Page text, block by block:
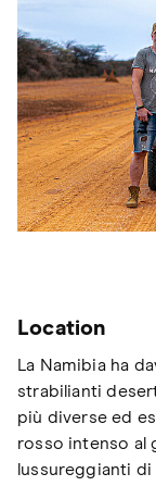
Location
La Namibia ha
strabilianti
più diverse ed
rosso intenso al
lussureggianti